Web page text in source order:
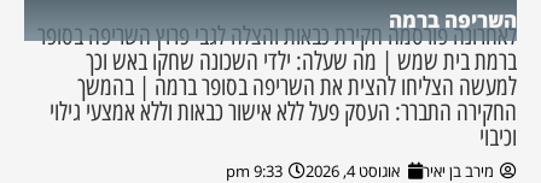
השריפה ברמה
לאחרונה פורסמה חקירת כבאות והצלה לגבי פרוץ השריפה בסופר
ברמת בית שמש | מה שעלה: ילדי השכונה שחקו באש וכך
למעשה הצליחו להצית את השריפה בסופר ברמה | בהמשך
החקירה התברר: העסק פעל ללא אישור כבאות וללא אמצעי גילוי
וכיבוי
מירב בן יאיר אוגוסט 4, 2026 9:33 pm